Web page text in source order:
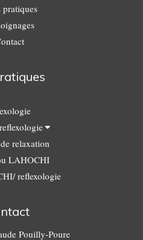
pratiques
relaxation
LAHOCHI
reflexologie
Pouilly-Poure